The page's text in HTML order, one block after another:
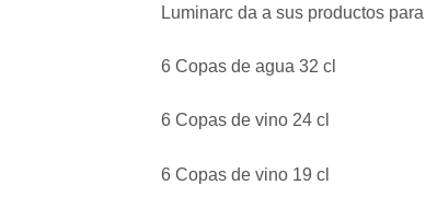
Luminarc da a sus productos
6 Copas de agua 32 cl
6 Copas de vino 24 cl
6 Copas de vino 19 cl